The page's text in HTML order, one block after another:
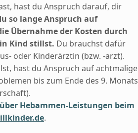
hast du Anspruch darauf, dir
so lange Anspruch auf
Übernahme der Kosten durch
Kind stillst. Du brauchst dafür
oder Kinderärztin (bzw. -arzt).
hast du Anspruch auf achtmalige
bis zum Ende des 9. Monats
Hebammen-Leistungen beim
.